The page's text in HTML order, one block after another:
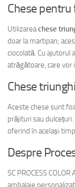
Chese
Utilizareachese
doar la martipan;
ciocolată. Cu ajutorul
atrăgătoare, care vor
Chese
Aceste chese sunt
prăjituri sau
oferind în același
Despre
SC PROCESS
ambalaje